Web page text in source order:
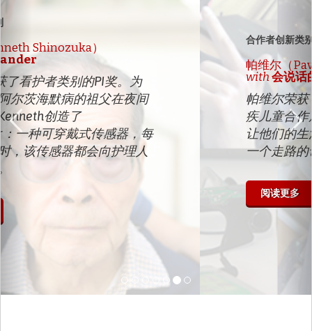
合作者创新类别
帕维尔（Pavel Kurbatsky）
with会说话的盲杖
帕维尔荣获了合作者类别的PI奖。与残
疾儿童合作后，帕维尔想发明一些东西
让他们的生活更美好。因此，他创造了
一个走路的说话棒，帮助盲人导航。
阅读更多